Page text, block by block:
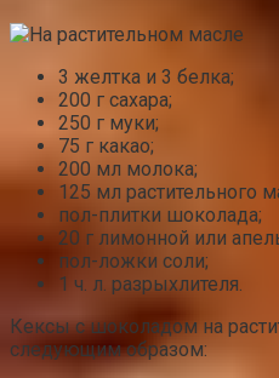
3 желтка и 3 белка;
200 г сахара;
250 г муки;
75 г какао;
200 мл молока;
125 мл растительного
пол-плитки шоколада;
20 г лимонной или
пол-ложки соли;
1 ч. л. разрыхлителя.
Кексы с шоколадом на
следующим образом: